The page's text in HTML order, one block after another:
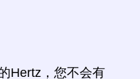
Hertz，您不会有